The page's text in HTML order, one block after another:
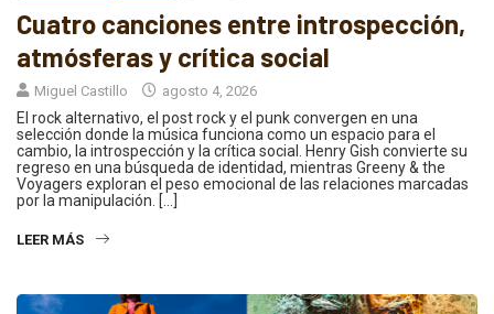
Cuatro canciones entre introspección,
atmósferas y crítica social
Miguel Castillo agosto 4, 2026
El rock alternativo, el post rock y el punk convergen en una
selección donde la música funciona como un espacio para el
cambio, la introspección y la crítica social. Henry Gish convierte su
regreso en una búsqueda de identidad, mientras Greeny & the
Voyagers exploran el peso emocional de las relaciones marcadas
por la manipulación. […]
LEER MÁS